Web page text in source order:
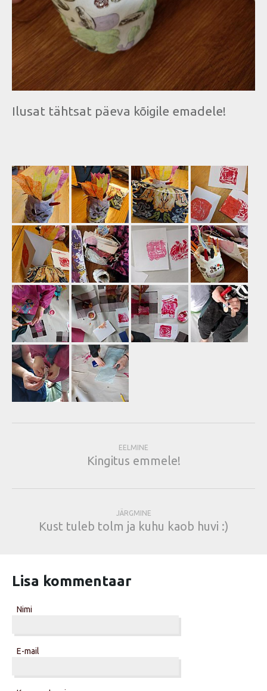
Ilusat tähtsat päeva kõigile emadele!
EELMINE
Kingitus emmele!
JÄRGMINE
Kust tuleb tolm ja kuhu kaob huvi :)
Lisa kommentaar
Nimi
E-mail